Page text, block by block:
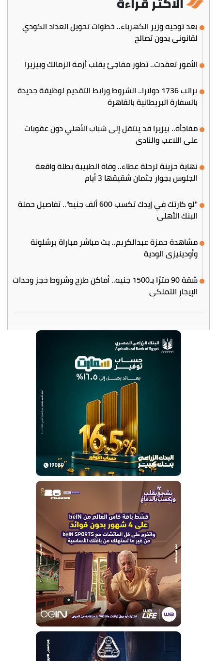
بعد توجيه وزير الكهرباء.. خطوات تحويل العداد الكودي
لقانوني بدون تصالح
الأمور تعقدت.. تطور مفاجئ يقلب أزمة الزمالك وبيزيرا
براتب 1736 دولارا.. الشروط ورابط التقديم لوظيفة جديدة
بالسفارة البريطانية بالقاهرة
مفاجأة.. بيزيرا قد ينتقل إلى شباب الأهلي دون عقوبات
على اللاعب والنادي
نهاية حزينة لرحلة عطاء.. وفاة الطبيبة بطلة واقعة
الجلوس بجوار جثمان شقيقها 3 أيام
"لو كارتك في إيدك تكسب 600 ألف جنيه".. تفاصيل حملة
البنك الأهلي
مشاهدة حمزة عبدالكريم.. بث مباشر مباراة برشلونة
وأودينيزي الودية
شقة 90 مترًا بـ1500 جنيه.. أماكن طرح وشروط حجز وحدات
الإيجار التملكي